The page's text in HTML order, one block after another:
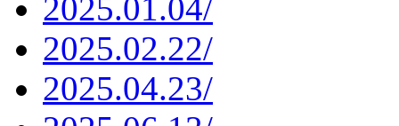
2025.01.04/
2025.02.22/
2025.04.23/